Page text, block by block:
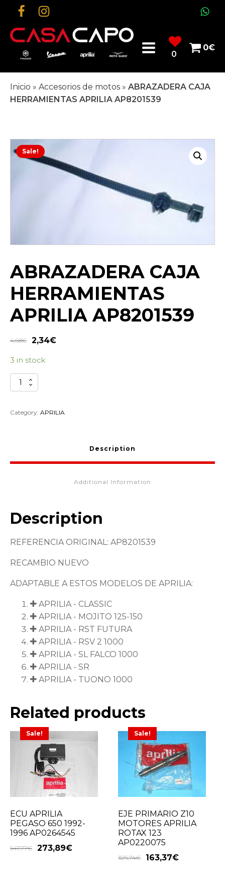
0
0€
Inicio » Accesorios de motos » ABRAZADERA CAJA
HERRAMIENTAS APRILIA AP8201539
Sale!
ABRAZADERA CAJA
HERRAMIENTAS
APRILIA AP8201539
4,68€ 2,34€
3 in stock
ABRAZADERA
CAJA
APRILIA
Category: APRILIA
Description
Additional Information
Description
REFERENCIA ORIGINAL: AP8201539
RECAMBIO NUEVO
ADAPTABLE A ESTOS MODELOS DE APRILIA:
APRILIA - CLASSIC
APRILIA - MOJITO 125-150
APRILIA - RST FUTURA
APRILIA - RSV 2 1000
APRILIA - SL FALCO 1000
APRILIA - SR
APRILIA - TUONO 1000
Related products
Sale!
ECU APRILIA
PEGASO 650 1992-
1996 AP0264545
547,77€ 273,89€
Sale!
EJE PRIMARIO Z10
MOTORES APRILIA
ROTAX 123
AP0220075
326,74€ 163,37€